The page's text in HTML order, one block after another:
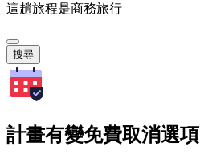
這趟旅程是商務旅行
搜尋
計畫有變免費取消選項